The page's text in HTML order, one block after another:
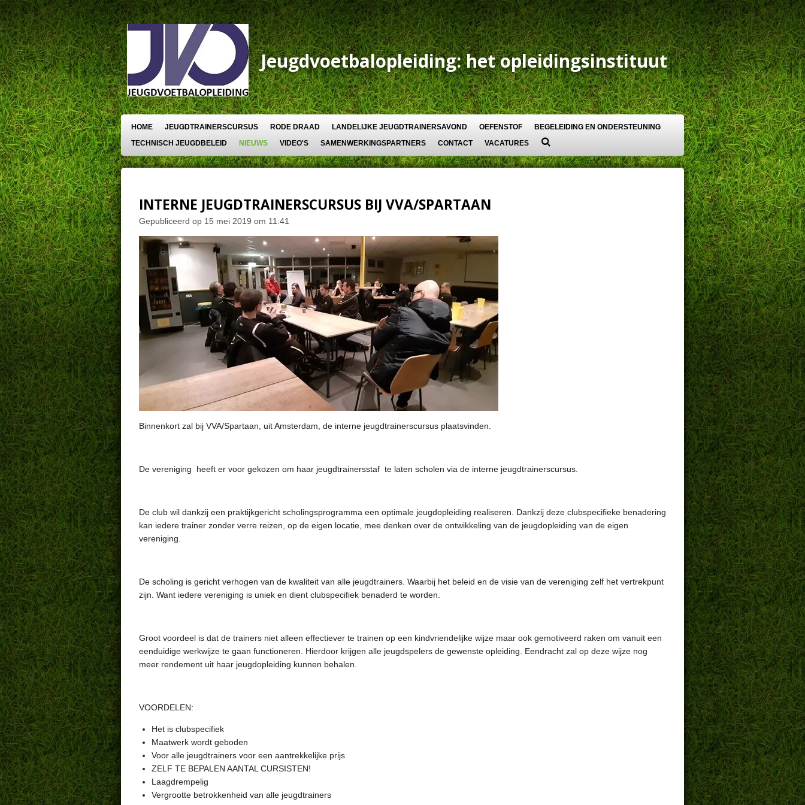
Ga
direct
naar
de
hoofdinhoud
Jeugdvoetbalopleiding: het opleidingsinstituut
HOME JEUGDTRAINERSCURSUS RODE DRAAD LANDELIJKE JEUGDTRAINERSAVOND OEFENSTOF
BEGELEIDING EN ONDERSTEUNING
TECHNISCH JEUGDBELEID
NIEUWS VIDEO'S SAMENWERKINGSPARTNERS CONTACT VACATURES
INTERNE JEUGDTRAINERSCURSUS BIJ VVA/SPARTAAN
Gepubliceerd op 15 mei 2019 om 11:41
Binnenkort zal bij VVA/Spartaan, uit Amsterdam, de interne jeugdtrainerscursus plaatsvinden.
De vereniging heeft er voor gekozen om haar jeugdtrainersstaf te laten scholen via de interne jeugdtrainerscursus.
De club wil dankzij een praktijkgericht scholingsprogramma een optimale jeugdopleiding realiseren. Dankzij deze clubspecifieke benadering
kan iedere trainer zonder verre reizen, op de eigen locatie, mee denken over de ontwikkeling van de jeugdopleiding van de eigen
vereniging.
De scholing is gericht verhogen van de kwaliteit van alle jeugdtrainers. Waarbij het beleid en de visie van de vereniging zelf het vertrekpunt
zijn. Want iedere vereniging is uniek en dient clubspecifiek benaderd te worden.
Groot voordeel is dat de trainers niet alleen effectiever te trainen op een kindvriendelijke wijze maar ook gemotiveerd raken om vanuit een
eenduidige werkwijze te gaan functioneren. Hierdoor krijgen alle jeugdspelers de gewenste opleiding. Eendracht zal op deze wijze nog
meer rendement uit haar jeugdopleiding kunnen behalen.
VOORDELEN:
Het is clubspecifiek
Maatwerk wordt geboden
Voor alle jeugdtrainers voor een aantrekkelijke prijs
ZELF TE BEPALEN AANTAL CURSISTEN!
Laagdrempelig
Vergrootte betrokkenheid van alle jeugdtrainers